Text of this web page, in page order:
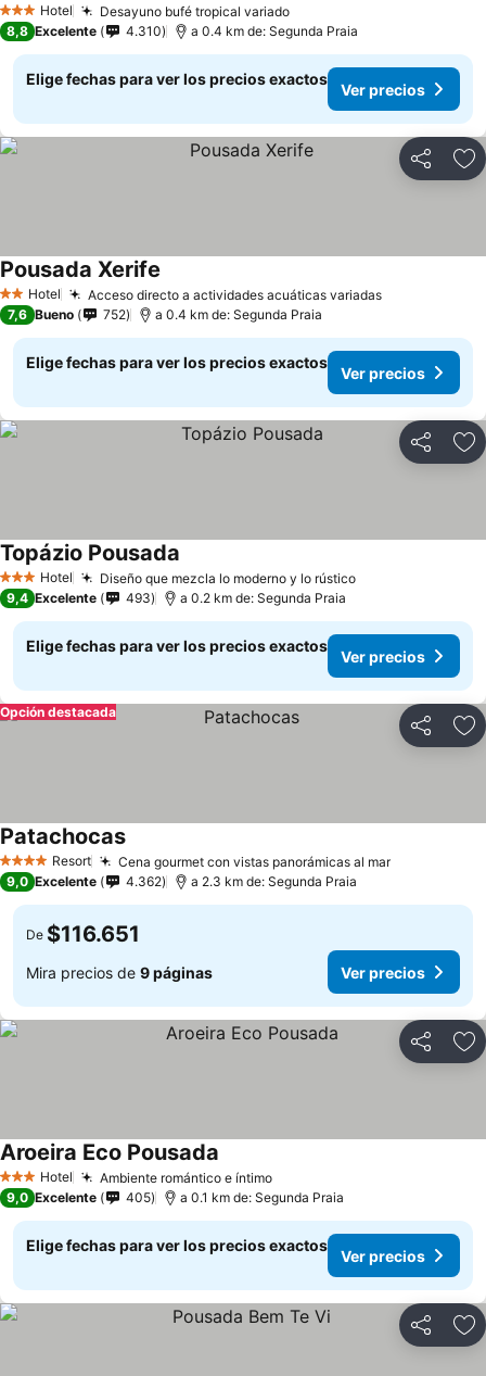
3 Estrellas
Hotel Desayuno bufé tropical variado
8,8 Excelente 4.310 a 0.4 km de: Segunda Praia
Elige fechas para ver los precios exactos
Ver precios
Compartir
2 Estrellas
Hotel Acceso directo a actividades acuáticas variadas
Pousada Xerife
7,6 Bueno 752 a 0.4 km de: Segunda Praia
Elige fechas para ver los precios exactos
Ver precios
Compartir
3 Estrellas
Hotel Diseño que mezcla lo moderno y lo rústico
Topázio Pousada
9,4 Excelente 493 a 0.2 km de: Segunda Praia
Elige fechas para ver los precios exactos
Ver precios
Compartir
Opción destacada
4 EstrellasResort Cena gourmet con vistas panorámicas al mar
Patachocas
9,0 Excelente 4.362 a 2.3 km de: Segunda Praia
De $116.651
Mira precios de 9 páginas Ver precios
Compartir
3 Estrellas
Hotel Ambiente romántico e íntimo
Aroeira Eco Pousada
9,0 Excelente 405 a 0.1 km de: Segunda Praia
Elige fechas para ver los precios exactos
Ver precios
Compartir